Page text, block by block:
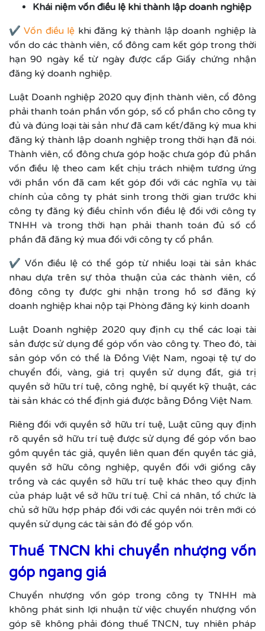
Khái niệm vốn điều lệ khi thành lập doanh nghiệp
✔Vốn điều lệ khi đăng ký thành lập doanh nghiệp là
vốn do các thành viên, cổ đông cam kết góp trong thời
hạn 90 ngày kể từ ngày được cấp Giấy chứng nhận
đăng ký doanh nghiệp.
Luật Doanh nghiệp 2020 quy định thành viên, cổ đông
phải thanh toán phần vốn góp, số cổ phần cho công ty
đủ và đúng loại tài sản như đã cam kết/đăng ký mua khi
đăng ký thành lập doanh nghiệp trong thời hạn đã nói.
Thành viên, cổ đông chưa góp hoặc chưa góp đủ phần
vốn điều lệ theo cam kết chịu trách nhiệm tương ứng
với phần vốn đã cam kết góp đối với các nghĩa vụ tài
chính của công ty phát sinh trong thời gian trước khi
công ty đăng ký điều chỉnh vốn điều lệ đối với công ty
TNHH và trong thời hạn phải thanh toán đủ số cổ
phần đã đăng ký mua đối với công ty cổ phần.
✔ Vốn điều lệ có thể góp từ nhiều loại tài sản khác
nhau dựa trên sự thỏa thuận của các thành viên, cổ
đông công ty được ghi nhận trong hồ sơ đăng ký
doanh nghiệp khai nộp tại Phòng đăng ký kinh doanh
Luật Doanh nghiệp 2020 quy định cụ thể các loại tài
sản được sử dụng để góp vốn vào công ty. Theo đó, tài
sản góp vốn có thể là Đồng Việt Nam, ngoại tệ tự do
chuyển đổi, vàng, giá trị quyền sử dụng đất, giá trị
quyền sở hữu trí tuệ, công nghệ, bí quyết kỹ thuật, các
tài sản khác có thể định giá được bằng Đồng Việt Nam.
Riêng đối với quyền sở hữu trí tuệ, Luật cũng quy định
rõ quyền sở hữu trí tuệ được sử dụng để góp vốn bao
gồm quyền tác giả, quyền liên quan đến quyền tác giả,
quyền sở hữu công nghiệp, quyền đối với giống cây
trồng và các quyền sở hữu trí tuệ khác theo quy định
của pháp luật về sở hữu trí tuệ. Chỉ cá nhân, tổ chức là
chủ sở hữu hợp pháp đối với các quyền nói trên mới có
quyền sử dụng các tài sản đó để góp vốn.
Thuế TNCN khi chuyển nhượng vốn
góp ngang giá
Chuyển nhượng vốn góp trong công ty TNHH mà
không phát sinh lợi nhuận từ việc chuyển nhượng vốn
góp sẽ không phải đóng thuế TNCN, tuy nhiên pháp